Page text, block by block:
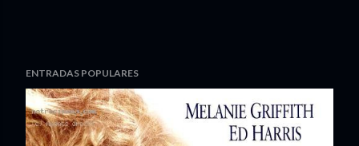
ENTRADAS POPULARES